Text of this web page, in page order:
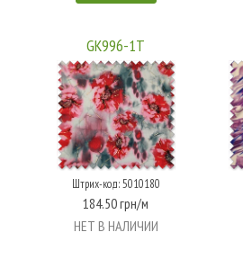
GK996-1T
Штрих-код: 5010180
184.50 грн/м
НЕТ В НАЛИЧИИ